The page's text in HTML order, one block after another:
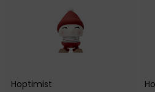
Hoptimist